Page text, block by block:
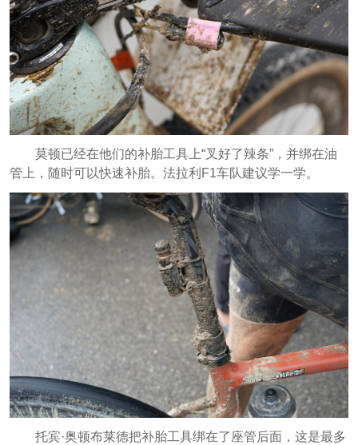
莫顿已经在他们的补胎工具上“叉好了辣条”，并绑在油
管上，随时可以快速补胎。法拉利F1车队建议学一学。
托宾·奥顿布莱德把补胎工具绑在了座管后面，这是最多